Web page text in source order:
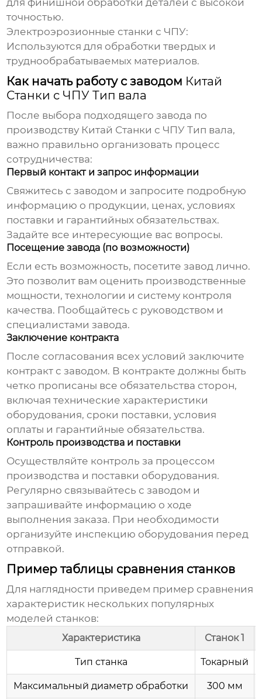
для финишной обработки деталей с высокой
точностью.
Электроэрозионные станки с ЧПУ:
Используются для обработки твердых и
труднообрабатываемых материалов.
Как начать работу с заводом Китай
Станки с ЧПУ Тип вала
После выбора подходящего завода по
производству Китай Станки с ЧПУ Тип вала,
важно правильно организовать процесс
сотрудничества:
Первый контакт и запрос информации
Свяжитесь с заводом и запросите подробную
информацию о продукции, ценах, условиях
поставки и гарантийных обязательствах.
Задайте все интересующие вас вопросы.
Посещение завода (по возможности)
Если есть возможность, посетите завод лично.
Это позволит вам оценить производственные
мощности, технологии и систему контроля
качества. Пообщайтесь с руководством и
специалистами завода.
Заключение контракта
После согласования всех условий заключите
контракт с заводом. В контракте должны быть
четко прописаны все обязательства сторон,
включая технические характеристики
оборудования, сроки поставки, условия
оплаты и гарантийные обязательства.
Контроль производства и поставки
Осуществляйте контроль за процессом
производства и поставки оборудования.
Регулярно связывайтесь с заводом и
запрашивайте информацию о ходе
выполнения заказа. При необходимости
организуйте инспекцию оборудования перед
отправкой.
Пример таблицы сравнения станков
Для наглядности приведем пример сравнения
характеристик нескольких популярных
моделей станков:
Характеристика Станок 1
Тип станка Токарный
Максимальный диаметр обработки 300 мм